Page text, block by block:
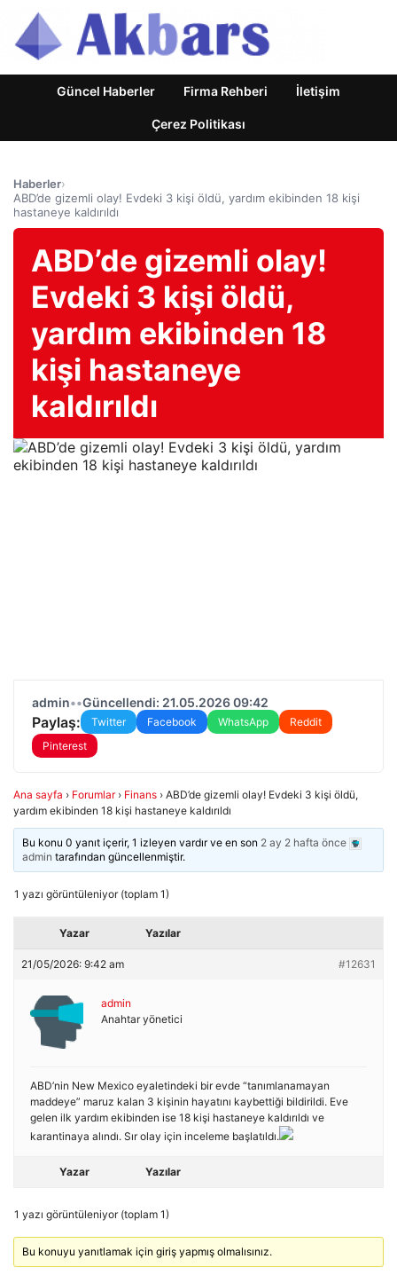
Güncel Haberler Firma Rehberi İletişim
Çerez Politikası
Haberler›
ABD’de gizemli olay! Evdeki 3 kişi öldü, yardım ekibinden 18 kişi
hastaneye kaldırıldı
ABD’de gizemli olay!
Evdeki 3 kişi öldü,
yardım ekibinden 18
kişi hastaneye
kaldırıldı
admin••Güncellendi: 21.05.2026 09:42
Paylaş: Twitter Facebook WhatsApp
Reddit
Pinterest
Ana sayfa › Forumlar › Finans › ABD’de gizemli olay! Evdeki 3 kişi öldü,
yardım ekibinden 18 kişi hastaneye kaldırıldı
Bu konu 0 yanıt içerir, 1 izleyen vardır ve en son 2 ay 2 hafta önce
admin tarafından güncellenmiştir.
1 yazı görüntüleniyor (toplam 1)
Yazar Yazılar
21/05/2026: 9:42 am #12631
admin
Anahtar yönetici
ABD’nin New Mexico eyaletindeki bir evde “tanımlanamayan
maddeye” maruz kalan 3 kişinin hayatını kaybettiği bildirildi. Eve
gelen ilk yardım ekibinden ise 18 kişi hastaneye kaldırıldı ve
karantinaya alındı. Sır olay için inceleme başlatıldı.
Yazar Yazılar
1 yazı görüntüleniyor (toplam 1)
Bu konuyu yanıtlamak için giriş yapmış olmalısınız.